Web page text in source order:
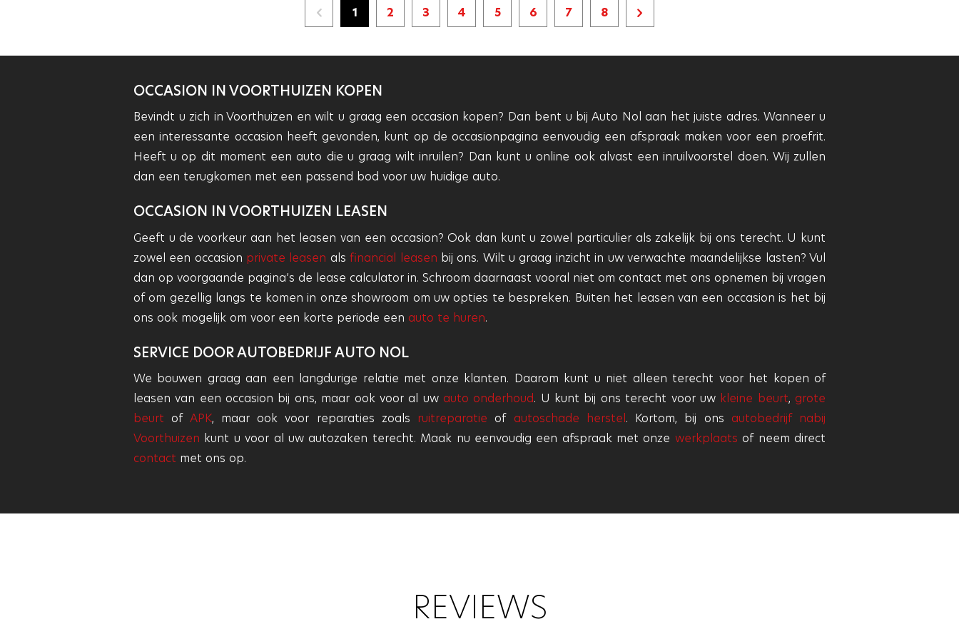
Vorige
1 2 3 4 5 6 7 8
Volgende
OCCASION IN VOORTHUIZEN KOPEN
Bevindt u zich in Voorthuizen en wilt u graag een occasion kopen? Dan bent u bij Auto Nol aan het juiste adres. Wanneer u
een interessante occasion heeft gevonden, kunt op de occasionpagina eenvoudig een afspraak maken voor een proefrit.
Heeft u op dit moment een auto die u graag wilt inruilen? Dan kunt u online ook alvast een inruilvoorstel doen. Wij zullen
dan een terugkomen met een passend bod voor uw huidige auto.
OCCASION IN VOORTHUIZEN LEASEN
Geeft u de voorkeur aan het leasen van een occasion? Ook dan kunt u zowel particulier als zakelijk bij ons terecht. U kunt
zowel een occasion private leasen alsfinancial leasen bij ons. Wilt u graag inzicht in uw verwachte maandelijkse lasten? Vul
dan op voorgaande pagina’s de lease calculator in. Schroom daarnaast vooral niet om contact met ons opnemen bij vragen
of om gezellig langs te komen in onze showroom om uw opties te bespreken. Buiten het leasen van een occasion is het bij
ons ook mogelijk om voor een korte periode een auto te huren.
SERVICE DOOR AUTOBEDRIJF AUTO NOL
We bouwen graag aan een langdurige relatie met onze klanten. Daarom kunt u niet alleen terecht voor het kopen of
leasen van een occasion bij ons, maar ook voor al uw auto onderhoud. U kunt bij ons terecht voor uw kleine beurt, grote
beurt of APK, maar ook voor reparaties zoals ruitreparatie of autoschade herstel. Kortom, bij ons autobedrijf nabij
Voorthuizen kunt u voor al uw autozaken terecht. Maak nu eenvoudig een afspraak met onze werkplaats of neem direct
contact met ons op.
REVIEWS